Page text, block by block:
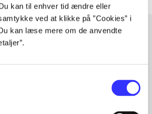
kan til enhver tid ændre eller
ved at klikke på ”Cookies” i
kan læse mere om de anvendte